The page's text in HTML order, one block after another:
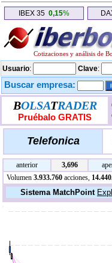
IBEX 35 0,15%
Cotizaciones y análisis de
Usuario: Clave:
Buscar empresa:
BOLSATRADER
Pruébalo GRATIS
Telefonica
anterior 3,696
Volumen 3.933.760 acciones,